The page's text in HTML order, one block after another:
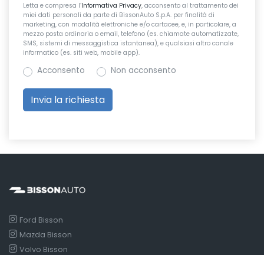
Letta e compresa l’Informativa Privacy, acconsento al trattamento dei
miei dati personali da parte di BissonAuto S.p.A. per finalità di
marketing, con modalità elettroniche e/o cartacee, e, in particolare, a
mezzo posta ordinaria o email, telefono (es. chiamate automatizzate,
SMS, sistemi di messaggistica istantanea), e qualsiasi altro canale
informatico (es. siti web, mobile app).
Acconsento Non acconsento
Ford Bisson
Mazda Bisson
Volvo Bisson